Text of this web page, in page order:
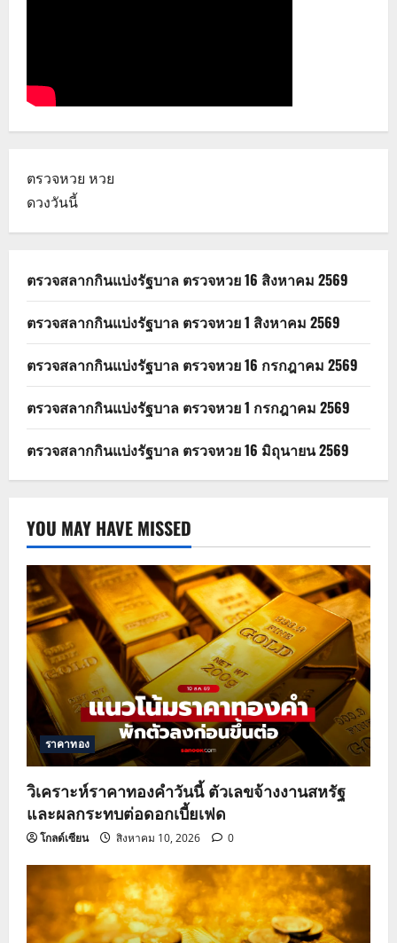
ตรวจหวย หวย
ดวงวันนี้
ตรวจสลากกินแบ่งรัฐบาล ตรวจหวย 16 สิงหาคม 2569
ตรวจสลากกินแบ่งรัฐบาล ตรวจหวย 1 สิงหาคม 2569
ตรวจสลากกินแบ่งรัฐบาล ตรวจหวย 16 กรกฎาคม 2569
ตรวจสลากกินแบ่งรัฐบาล ตรวจหวย 1 กรกฎาคม 2569
ตรวจสลากกินแบ่งรัฐบาล ตรวจหวย 16 มิถุนายน 2569
YOU MAY HAVE MISSED
ราคาทอง
วิเคราะห์ราคาทองคำวันนี้ ตัวเลขจ้างงานสหรัฐ
และผลกระทบต่อดอกเบี้ยเฟด
โกลด์เซียน สิงหาคม 10, 2026 0